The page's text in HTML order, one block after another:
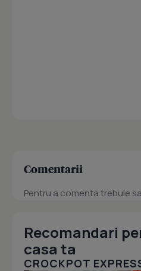
Comentarii
Pentru a comenta trebuie
Recomandari
casa ta
CROCKPOT